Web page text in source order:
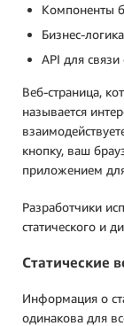
Компоненты
Бизнес-
API для
Веб-страница,
называется
кнопку, ваш
приложением
Разработчики
статического и
Статические
Информация о
одинакова для